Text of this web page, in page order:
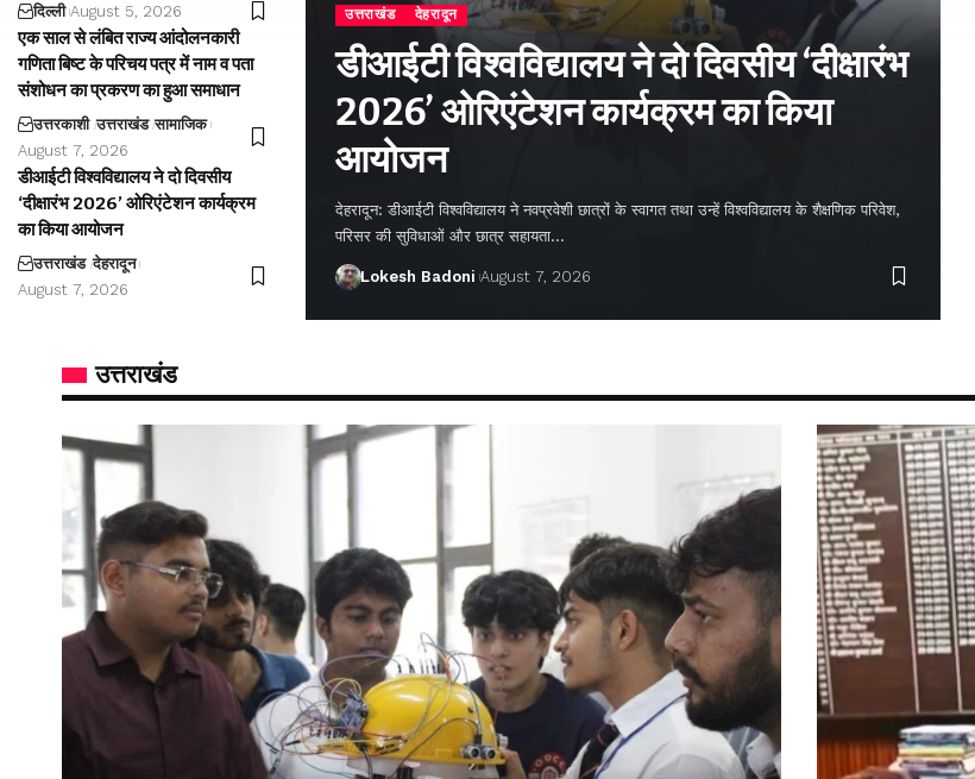
दिल्ली August 5, 2026
एक साल से लंबित राज्य आंदोलनकारी
गणिता बिष्ट के परिचय पत्र में नाम व पता
संशोधन का प्रकरण का हुआ समाधान
उत्तरकाशी उत्तराखंड सामाजिक
August 7, 2026
डीआईटी विश्वविद्यालय ने दो दिवसीय
‘दीक्षारंभ 2026’ ओरिएंटेशन कार्यक्रम
का किया आयोजन
उत्तराखंड देहरादून
August 7, 2026
उत्तराखंड देहरादून
डीआईटी विश्वविद्यालय ने दो दिवसीय ‘दीक्षारंभ
2026’ ओरिएंटेशन कार्यक्रम का किया
आयोजन
देहरादून: डीआईटी विश्वविद्यालय ने नवप्रवेशी छात्रों के स्वागत तथा उन्हें विश्वविद्यालय के शैक्षणिक परिवेश,
परिसर की सुविधाओं और छात्र सहायता…
Lokesh Badoni August 7, 2026
उत्तराखंड